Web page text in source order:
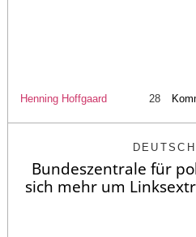
Henning Hoffgaard 28
Bundeszentrale für
sich mehr um